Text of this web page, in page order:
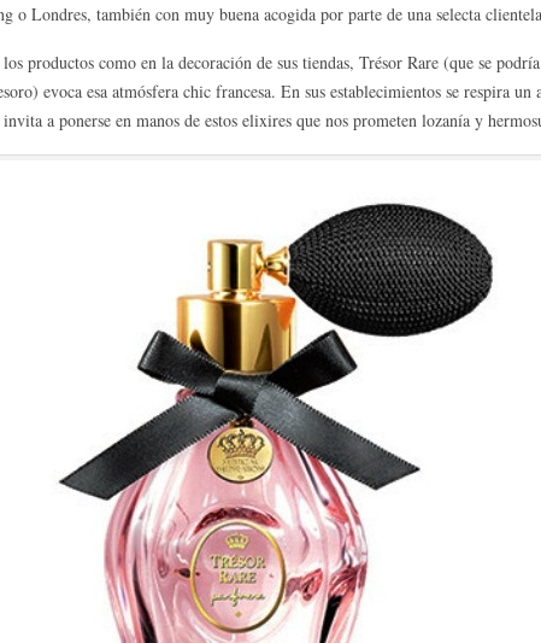
o Londres, también con muy buena acogida por parte de una selecta
productos como en la decoración de sus tiendas, Trésor Rare (que se
evoca esa atmósfera chic francesa. En sus establecimientos se respira un
a ponerse en manos de estos elixires que nos prometen lozanía y